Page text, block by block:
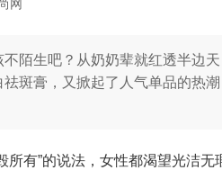
网
陌生吧？从奶奶辈就红透半边天
斑膏，又掀起了人气单品的热
所有”的说法，女性都渴望光洁